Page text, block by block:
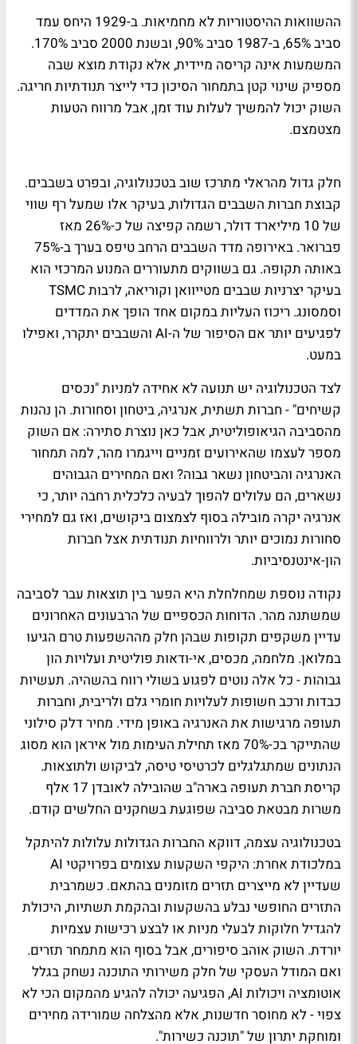
ההשוואות ההיסטוריות לא מחמיאות. ב-1929 היחס עמד
סביב 65%, ב-1987 סביב 90%, ובשנת 2000 סביב 170%.
המשמעות אינה קריסה מיידית, אלא נקודת מוצא שבה
מספיק שינוי קטן בתמחור הסיכון כדי לייצר תנודתיות חריגה.
השוק יכול להמשיך לעלות עוד זמן, אבל מרווח הטעות
מצטמצם.
חלק גדול מהראלי מתרכז שוב בטכנולוגיה, ובפרט בשבבים.
קבוצת חברות השבבים הגדולות, בעיקר אלו שמעל רף שווי
של 10 מיליארד דולר, רשמה קפיצה של כ-26% מאז
פברואר. באירופה מדד השבבים הרחב טיפס בערך ב-75%
באותה תקופה. גם בשווקים מתעוררים המנוע המרכזי הוא
בעיקר יצרניות שבבים מטייוואן וקוריאה, לרבות TSMC
וסמסונג. ריכוז העליות במקום אחד הופך את המדדים
לפגיעים יותר אם הסיפור של ה-AI והשבבים יתקרר, ואפילו
במעט.
לצד הטכנולוגיה יש תנועה לא אחידה למניות "נכסים
קשיחים" - חברות תשתית, אנרגיה, ביטחון וסחורות. הן נהנות
מהסביבה הגיאופוליטית, אבל כאן נוצרת סתירה: אם השוק
מספר לעצמו שהאירועים זמניים וייגמרו מהר, למה תמחור
האנרגיה והביטחון נשאר גבוה? ואם המחירים הגבוהים
נשארים, הם עלולים להפוך לבעיה כלכלית רחבה יותר, כי
אנרגיה יקרה מובילה בסוף לצמצום ביקושים, ואז גם למחירי
סחורות נמוכים יותר ולרווחיות תנודתית אצל חברות
הון-אינטנסיביות.
נקודה נוספת שמחלחלת היא הפער בין תוצאות עבר לסביבה
שמשתנה מהר. הדוחות הכספיים של הרבעונים האחרונים
עדיין משקפים תקופות שבהן חלק מההשפעות טרם הגיעו
במלואן. מלחמה, מכסים, אי-ודאות פוליטית ועלויות הון
גבוהות - כל אלה נוטים לפגוע בשולי רווח בהשהיה. תעשיות
כבדות ורכב חשופות לעלויות חומרי גלם ולריבית, וחברות
תעופה מרגישות את האנרגיה באופן מידי. מחיר דלק סילוני
שהתייקר בכ-70% מאז תחילת העימות מול איראן הוא מסוג
הנתונים שמתגלגלים לכרטיסי טיסה, לביקוש ולתוצאות.
קריסת חברת תעופה בארה"ב שהובילה לאובדן 17 אלף
משרות מבטאת סביבה שפוגעת בשחקנים החלשים קודם.
בטכנולוגיה עצמה, דווקא החברות הגדולות עלולות להיתקל
במלכודת אחרת: היקפי השקעות עצומים בפרויקטי AI
שעדיין לא מייצרים תזרים מזומנים בהתאם. כשמרבית
התזרים החופשי נבלע בהשקעות ובהקמת תשתיות, היכולת
להגדיל חלוקות לבעלי מניות או לבצע רכישות עצמיות
יורדת. השוק אוהב סיפורים, אבל בסוף הוא מתמחר תזרים.
ואם המודל העסקי של חלק משירותי התוכנה נשחק בגלל
אוטומציה ויכולות AI, הפגיעה יכולה להגיע מהמקום הכי לא
צפוי - לא מחוסר חדשנות, אלא מהצלחה שמורידה מחירים
ומוחקת יתרון של "תוכנה כשירות".